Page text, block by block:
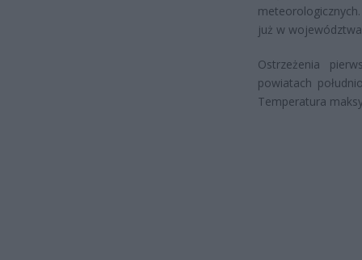
już w
Ostrzeżenia
powiatach
Temperatura